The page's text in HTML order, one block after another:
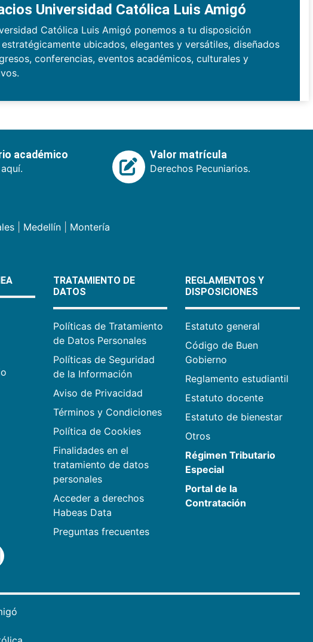
Universidad Católica Luis Amigó
Católica Luis Amigó ponemos a tu disposición
ubicados, elegantes y versátiles, diseñados
conferencias, eventos académicos, culturales y
académico
Valor matrícula
Derechos Pecuniarios.
| Medellín| Montería
TRATAMIENTO DE
DATOS
Políticas de Tratamiento
de Datos Personales
Políticas de Seguridad
de la Información
Aviso de Privacidad
Términos y Condiciones
Política de Cookies
Finalidades en el
tratamiento de datos
personales
Acceder a derechos
Habeas Data
Preguntas frecuentes
REGLAMENTOS Y
DISPOSICIONES
Estatuto general
Código de Buen
Gobierno
Reglamento estudiantil
Estatuto docente
Estatuto de bienestar
Otros
Régimen Tributario
Especial
Portal de la
Contratación